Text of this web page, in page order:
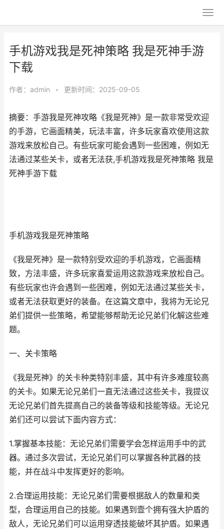
手机游戏我是死神策略 我是死神手游
下载
作者： admin • 更新时间：2025-09-05
摘要：手游我是死神攻略《我是死神》是一款非常受欢迎
的手游，它画面精美，玩法丰富，许多玩家喜欢使用这款
游戏来放松自己。有些玩家可能会遇到一些困难，例如无
法通过某些关卡，或者无法获,手机游戏我是死神策略 我是
死神手游下载
手机游戏我是死神策略
《我是死神》是一款特别受欢迎的手机游戏，它画面精
致，方法丰盛，许多玩家喜爱运用这款游戏来放松自己。
有些玩家也许会遇到一些困难，例如无法通过某些关卡，
或者无法获取更好的装备。在这篇文章中，我将为无论兄
弟们提供一些策略，希望能够帮助无论兄弟们化解这些难
题。
一、关卡策略
《我是死神》的关卡种类特别丰盛，其中有许多难度较高
的关卡。如果无论兄弟们一直无法通过这些关卡，我提议
无论兄弟们首先提高自己的装备等级和技能等级。无论兄
弟们还可以尝试下面内容方式：
1.掌握基本技能：无论兄弟们需要学会怎样运用手中的武
器。通过多次尝试，无论兄弟们可以掌握各种武器的技
能，并在战斗中发挥更好的影响。
2.合理运用技能：无论兄弟们需要根据敌人的数量和类
型，合理运用自己的技能。如果遇到壹个拥有强大护盾的
敌人，无论兄弟们可以运用穿透技能破坏其护盾。如果遇